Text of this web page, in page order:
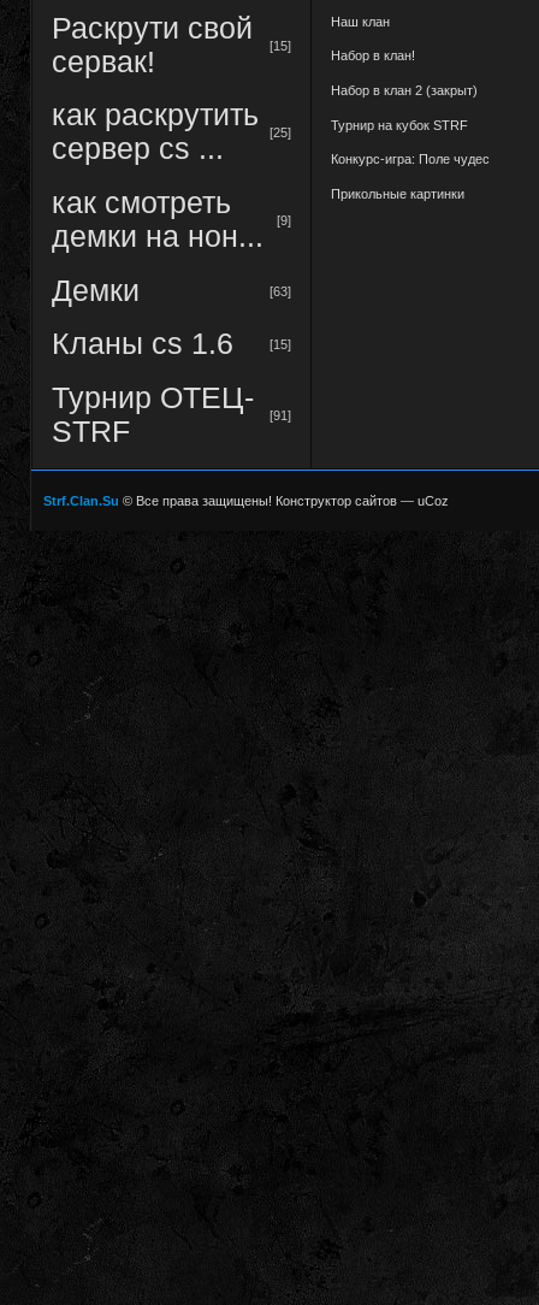
Раскрути свой
сервак!
[15]
как раскрутить
сервер cs ...
[25]
как смотреть
демки на нон...
[9]
Демки [63]
Кланы cs 1.6 [15]
Турнир ОТЕЦ-
STRF
[91]
Наш клан
Набор в клан!
Набор в клан 2 (закрыт)
Турнир на кубок STRF
Конкурс-игра: Поле чудес
Прикольные картинки
Strf.Clan.Su © Все права защищены! Конструктор сайтов— uCoz